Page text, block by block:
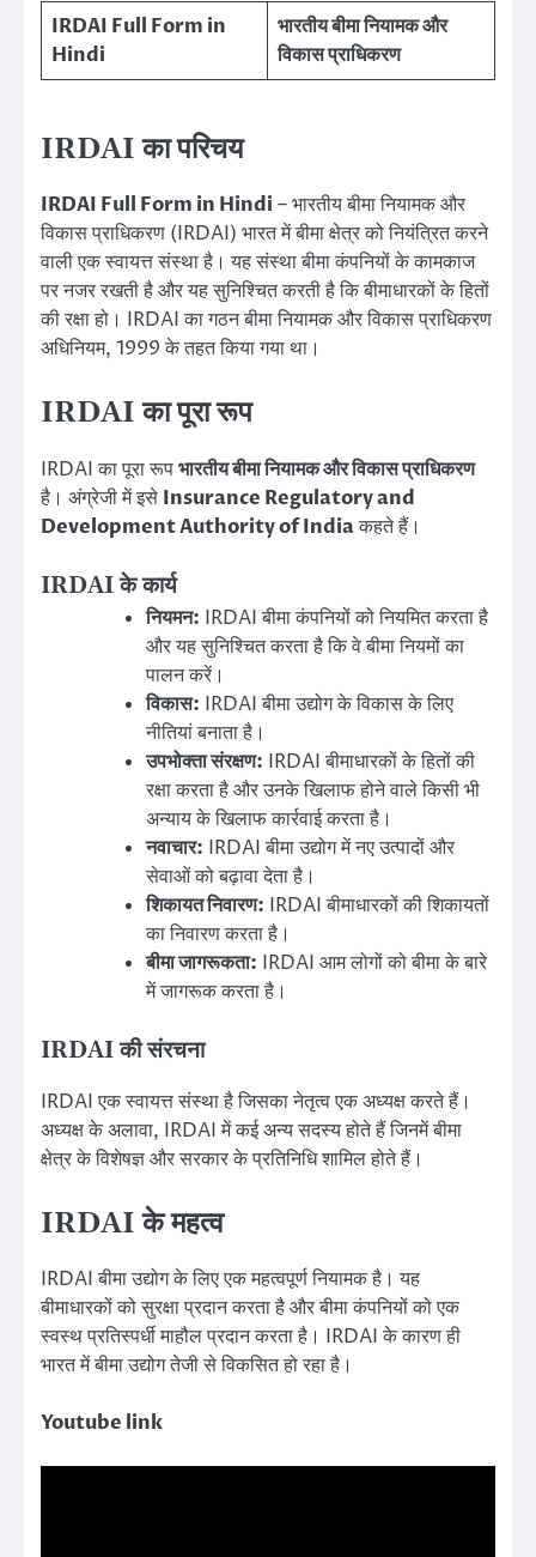
IRDAI Full Form in
Hindi
भारतीय बीमा नियामक और
विकास प्राधिकरण
IRDAI का परिचय
IRDAI Full Form in Hindi – भारतीय बीमा नियामक और
विकास प्राधिकरण (IRDAI) भारत में बीमा क्षेत्र को नियंत्रित करने
वाली एक स्वायत्त संस्था है। यह संस्था बीमा कंपनियों के कामकाज
पर नजर रखती है और यह सुनिश्चित करती है कि बीमाधारकों के हितों
की रक्षा हो। IRDAI का गठन बीमा नियामक और विकास प्राधिकरण
अधिनियम, 1999 के तहत किया गया था।
IRDAI का पूरा रूप
IRDAI का पूरा रूपभारतीय बीमा नियामक और विकास प्राधिकरण
है। अंग्रेजी में इसे Insurance Regulatory and
Development Authority of Indiaकहते हैं।
IRDAI के कार्य
नियमन: IRDAI बीमा कंपनियों को नियमित करता है
और यह सुनिश्चित करता है कि वे बीमा नियमों का
पालन करें।
विकास: IRDAI बीमा उद्योग के विकास के लिए
नीतियां बनाता है।
उपभोक्ता संरक्षण: IRDAI बीमाधारकों के हितों की
रक्षा करता है और उनके खिलाफ होने वाले किसी भी
अन्याय के खिलाफ कार्रवाई करता है।
नवाचार: IRDAI बीमा उद्योग में नए उत्पादों और
सेवाओं को बढ़ावा देता है।
शिकायत निवारण: IRDAI बीमाधारकों की शिकायतों
का निवारण करता है।
बीमा जागरूकता: IRDAI आम लोगों को बीमा के बारे
में जागरूक करता है।
IRDAI की संरचना
IRDAI एक स्वायत्त संस्था है जिसका नेतृत्व एक अध्यक्ष करते हैं।
अध्यक्ष के अलावा, IRDAI में कई अन्य सदस्य होते हैं जिनमें बीमा
क्षेत्र के विशेषज्ञ और सरकार के प्रतिनिधि शामिल होते हैं।
IRDAI के महत्व
IRDAI बीमा उद्योग के लिए एक महत्वपूर्ण नियामक है। यह
बीमाधारकों को सुरक्षा प्रदान करता है और बीमा कंपनियों को एक
स्वस्थ प्रतिस्पर्धी माहौल प्रदान करता है। IRDAI के कारण ही
भारत में बीमा उद्योग तेजी से विकसित हो रहा है।
Youtube link